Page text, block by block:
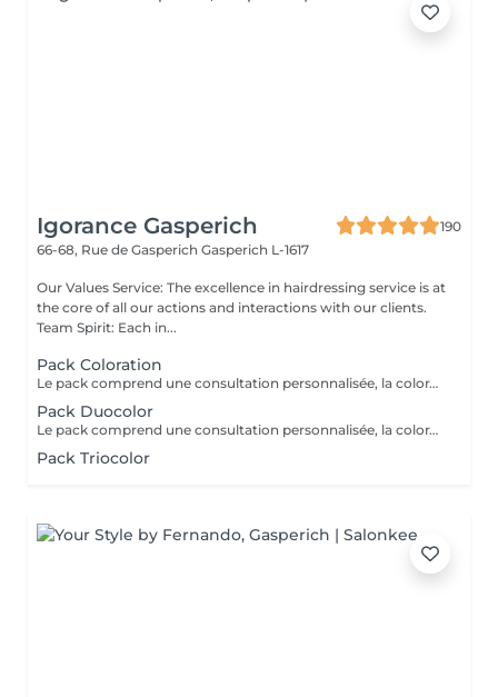
Igorance Gasperich
190
66-68, Rue de Gasperich Gasperich L-1617
Our Values Service: The excellence in hairdressing service is at
the core of all our actions and interactions with our clients.
Team Spirit: Each in...
Pack Coloration
Le pack comprend une consultation personnalisée, la coloration des racines avec les produits L’OREAL PROFESSIONNEL , shampooing et conditionneur spécifiques REDKEN , le séchage et les produits de finitions REDKEN. Option Coupe : la coupe IGORANCE ( finition sur cheveux secs), le séchage et les produits de finitions REDKEN. * Tarifs à titre indicatifs à confirmer après la consultation personnalisée établit auprès de votre coiffeur/stylist/spécialiste * La direction se réserve le droit d’apporter des modifications pour le bon fonctionnement du salon
Pack Duocolor
Le pack comprend une consultation personnalisée, la coloration des racines et un coup de soleil avec les produits LOREAL PROFESSIONNEL , shampooing et conditionneur spécifiques REDKEN , le séchage et les produits de styling REDKEN Option Coupe : la coupe IGORANCE ( finition sur cheveux secs), le séchage et les produits de styling REDKEN. * Tarifs à titre indicatifs à confirmer après la consultation personnalisée établit auprès de votre coiffeur/stylist/spécialiste * La direction se réserve le droit d’apporter des modifications pour le bon fonctionnement du salon
Pack Triocolor